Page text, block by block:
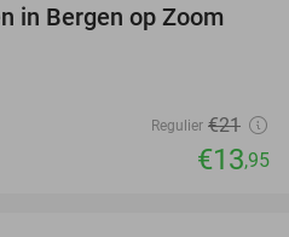
34%
in Bergen op Zoom
Regulier €21
€13,95